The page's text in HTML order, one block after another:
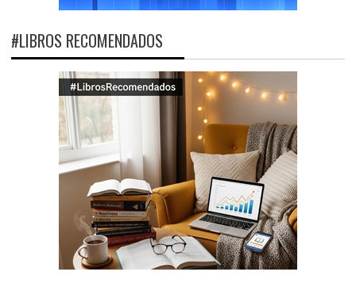
#LIBROS RECOMENDADOS